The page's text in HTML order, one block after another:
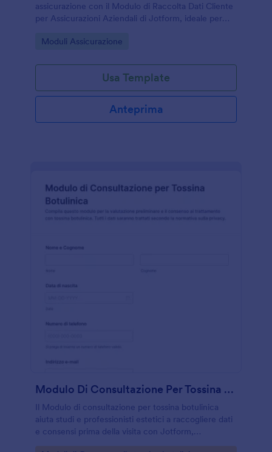
assicurazione con il Modulo di Raccolta Dati Cliente
per Assicurazioni Aziendali di Jotform, ideale per
gestiscono preventivi e rinnovi.
Go to Category:
Moduli Assicurazione
Usa Template
Anteprima
Modulo Di Consultazione Per Tossina Botulinica
Il Modulo di consultazione per tossina botulinica
aiuta studi e professionisti estetici a raccogliere dati
e consensi prima della visita con Jotform,